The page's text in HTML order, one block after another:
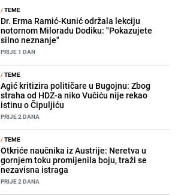
/TEME
Dr. Erma Ramić-Kunić održala lekciju
notornom Miloradu Dodiku: "Pokazujete
silno neznanje"
PRIJE 1 DAN
/TEME
Agić kritizira političare u Bugojnu: Zbog
straha od HDZ-a niko Vučiću nije rekao
istinu o Čipuljiću
PRIJE 2 DANA
/TEME
Otkriće naučnika iz Austrije: Neretva u
gornjem toku promijenila boju, traži se
nezavisna istraga
PRIJE 2 DANA